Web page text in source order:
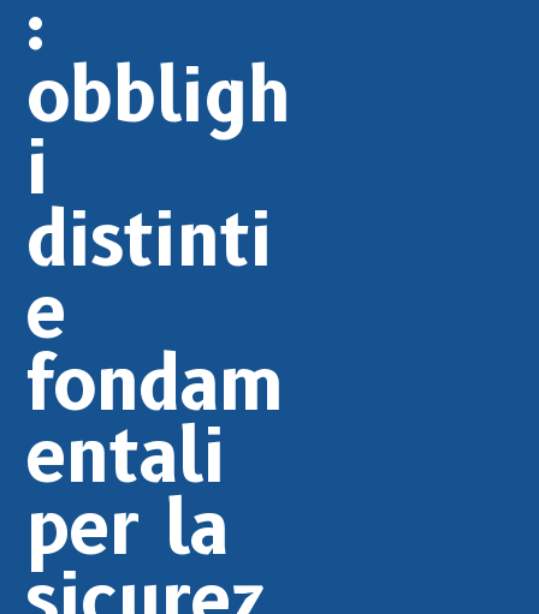
:
obbligh
i
distinti
e
fondam
entali
per la